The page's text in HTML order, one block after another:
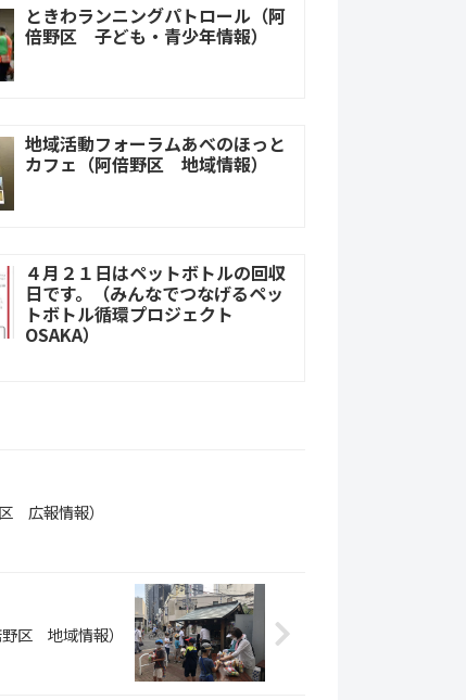
ときわランニングパトロール（阿
倍野区 子ども・青少年情報）
地域活動フォーラムあべのほっと
カフェ（阿倍野区 地域情報）
４月２１日はペットボトルの回収
日です。（みんなでつなげるペッ
トボトル循環プロジェクト
OSAKA）
広報情報）
区 地域情報）